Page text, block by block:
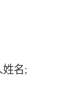
姓名;